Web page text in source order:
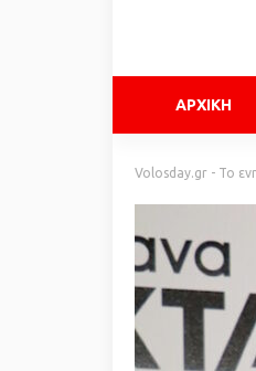
ΑΡΧΙΚΗ
Volosday.gr - Το